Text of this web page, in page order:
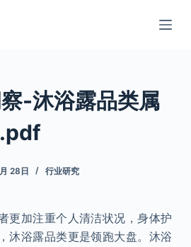
-沐浴露品类属
28日 行业研究
更加注重个人清洁状况，身体护
沐浴露品类更是领跑大盘。沐浴